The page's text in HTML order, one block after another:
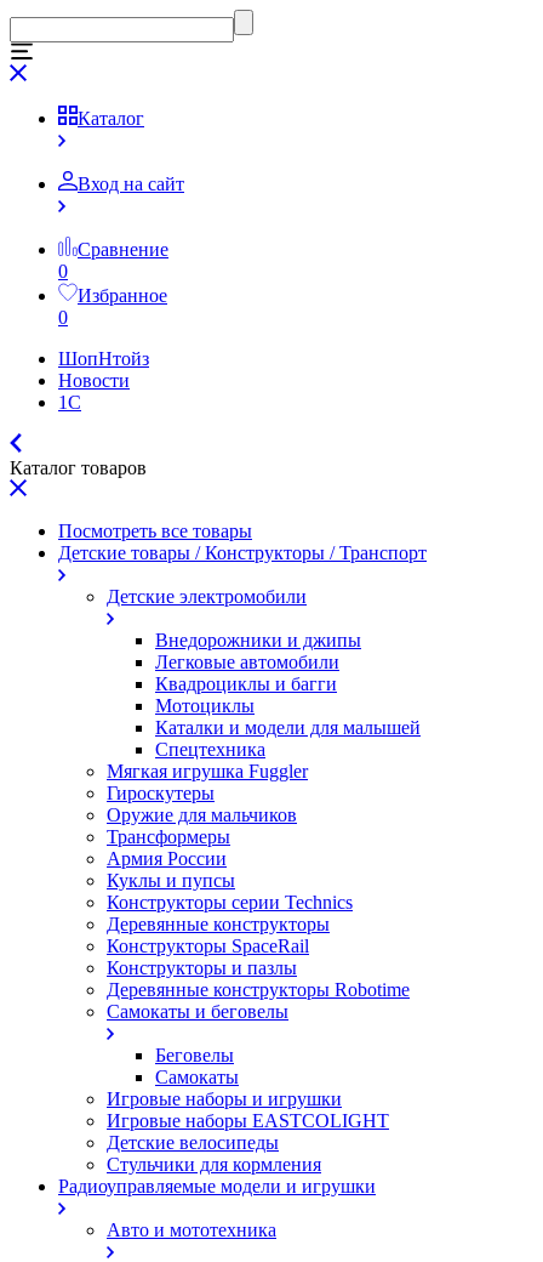
Каталог
Вход на сайт
Сравнение
0
Избранное
0
ШопНтойз
Новости
1C
Каталог товаров
Посмотреть все товары
Детские товары / Конструкторы / Транспорт
Детские электромобили
Внедорожники и джипы
Легковые автомобили
Квадроциклы и багги
Мотоциклы
Каталки и модели для малышей
Спецтехника
Мягкая игрушка Fuggler
Гироскутеры
Оружие для мальчиков
Трансформеры
Армия России
Куклы и пупсы
Конструкторы серии Technics
Деревянные конструкторы
Конструкторы SpaceRail
Конструкторы и пазлы
Деревянные конструкторы Robotime
Самокаты и беговелы
Беговелы
Самокаты
Игровые наборы и игрушки
Игровые наборы EASTCOLIGHT
Детские велосипеды
Стульчики для кормления
Радиоуправляемые модели и игрушки
Авто и мототехника